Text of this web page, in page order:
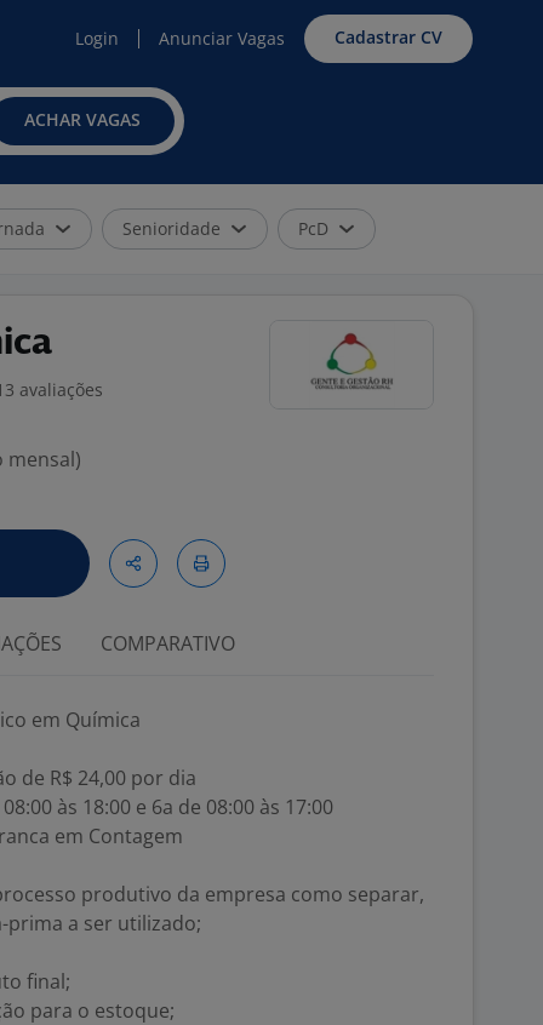
Login Anunciar Vagas Cadastrar CV
ACHAR VAGAS
Senioridade PcD
avaliações
mensal)
COMPARATIVO
em Química
de R$ 24,00 por dia
às 18:00 e 6a de 08:00 às 17:00
em Contagem
produtivo da empresa como separar,
a ser utilizado;
final;
para o estoque;